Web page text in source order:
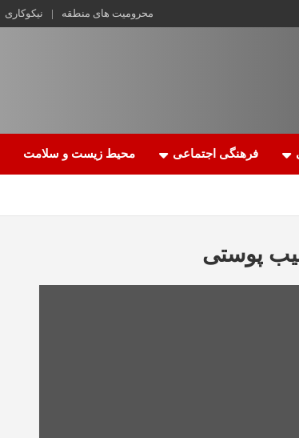
محرومیت های منطقه نیکوکاری
فرهنگی اجتماعی محیط زیست و سلامت
پوستی